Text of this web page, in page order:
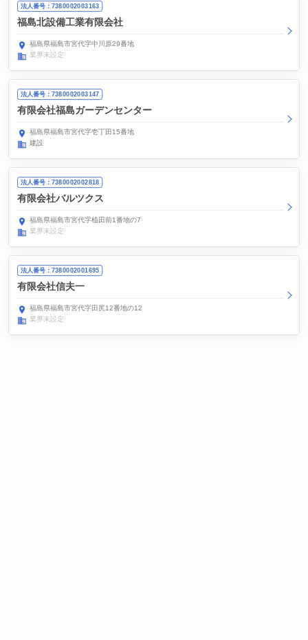
法人番号：7380002003163
福島北設備工業有限会社
福島県福島市宮代字中川原29番地
業界未設定
法人番号：7380002003147
有限会社福島ガーデンセンター
福島県福島市宮代字壱丁田15番地
建設
法人番号：7380002002818
有限会社バルツクス
福島県福島市宮代字植田前1番地の7
業界未設定
法人番号：7380002001695
有限会社信夫一
福島県福島市宮代字田尻12番地の12
業界未設定